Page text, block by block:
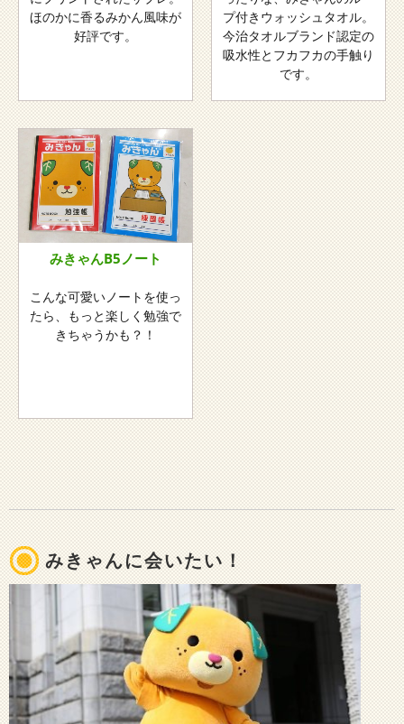
ほのかに香るみかん風味が
好評です。
プ付きウォッシュタオル。
今治タオルブランド認定の
吸水性とフカフカの手触り
です。
みきゃんB5ノート
こんな可愛いノートを使っ
たら、もっと楽しく勉強で
きちゃうかも？！
みきゃんに会いたい！